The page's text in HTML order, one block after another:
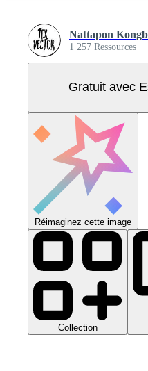
Nattapon
1 257 Ressources
Gratuit avec
Réimaginez cette image
Collection